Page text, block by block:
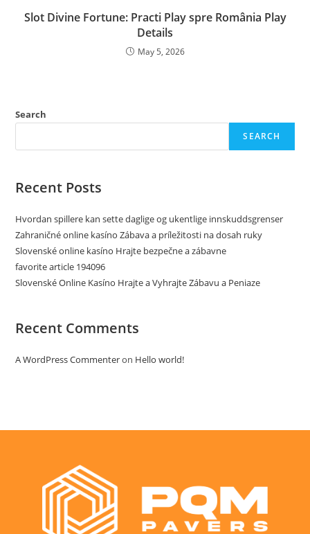
Slot Divine Fortune: Practi Play spre România Play
Details
May 5, 2026
Search
SEARCH
Recent Posts
Hvordan spillere kan sette daglige og ukentlige innskuddsgrenser
Zahraničné online kasíno Zábava a príležitosti na dosah ruky
Slovenské online kasíno Hrajte bezpečne a zábavne
favorite article 194096
Slovenské Online Kasíno Hrajte a Vyhrajte Zábavu a Peniaze
Recent Comments
A WordPress Commenteron Hello world!